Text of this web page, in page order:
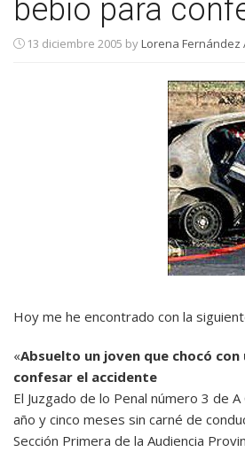
bebió para
13 diciembre 2005 byLorena Fernández
Hoy me he encontrado con la
«Absuelto un joven que chocó
confesar el accidente
El Juzgado de lo Penal número 3 de
año y cinco meses sin carné de
Sección Primera de la Audiencia